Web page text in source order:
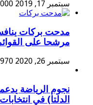
سبتمبر 17, 2019
مرشحا على القوائم و60
سبتمبر 26, 2020
نجوم الرياضة
الدلتا) في